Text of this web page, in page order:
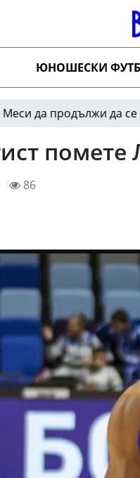
ЮНОШЕСКИ
да се
86